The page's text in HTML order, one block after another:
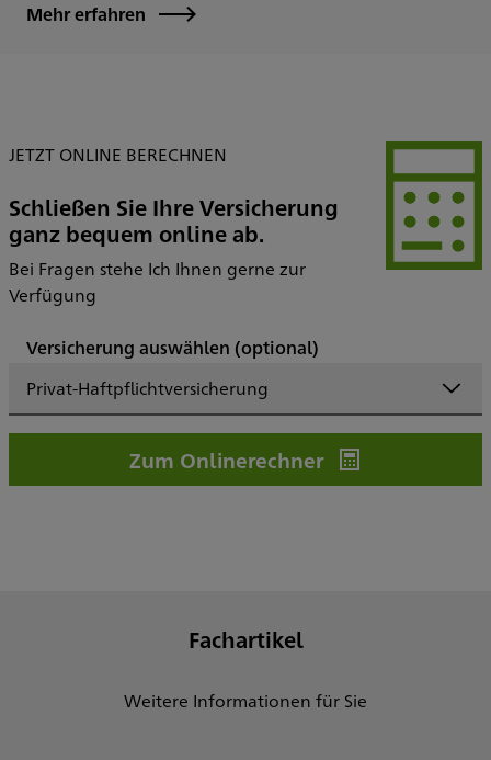
Mehr erfahren
JETZT ONLINE BERECHNEN
Schließen Sie Ihre Versicherung
ganz bequem online ab.
Bei Fragen stehe Ich Ihnen gerne zur
Verfügung
Versicherung auswählen (optional)
Privat-Haftpflichtversicherung
Zum Onlinerechner
Fachartikel
Weitere Informationen für Sie